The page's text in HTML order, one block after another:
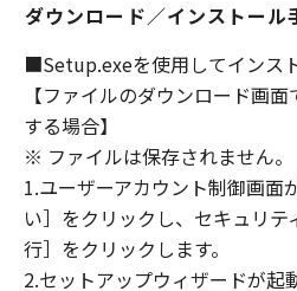
複製物のすべてを廃棄およ
り、本契約書を終了させる
(3) お客様が本契約書のい
した場合、本契約書は直ち
(4) お客様は、上記(3)によ
した場合、速やかに、「本
びその複製物のすべてを廃
のとします。
(5) 上記にかかわらず、本
から第7条まで、第8条第4
ダウンロード／インストール
■Setup.exeを使用してインス
【ファイルのダウンロード画
する場合】
※ ファイルは保存されません。
1.ユーザーアカウント制御画面
い］をクリックし、セキュリ
行］をクリックします。
2.セットアップウィザードが起